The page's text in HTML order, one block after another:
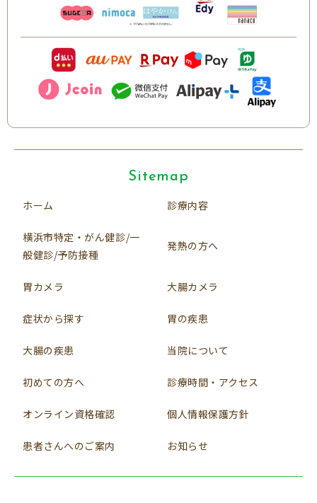
Sitemap
ホーム
診療内容
横浜市特定・がん健診/一
般健診/予防接種
発熱の方へ
胃カメラ 大腸カメラ
症状から探す 胃の疾患
大腸の疾患 当院について
初めての方へ 診療時間・アクセス
オンライン資格確認 個人情報保護方針
患者さんへのご案内 お知らせ